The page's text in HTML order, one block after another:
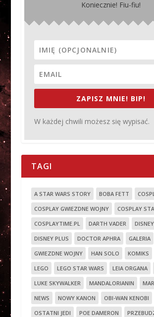
Koniecznie! Fiu-fiu!
ZAPISZ MNIE! BIP!
W każdej chwili możesz się wypisać.
TAGI
A STAR WARS STORY BOBA FETT
COSPLAY GWIEZDNE WOJNY
COSPLAY
COSPLAYTIME.PL
DARTH VADER
DISNEY PLUS
DOCTOR APHRA GALERIA
GWIEZDNE WOJNY
HAN SOLO KOMIKS
LEGO
LEGO STAR WARS LEIA ORGANA
LUKE SKYWALKER
MANDALORIANIN
NEWS
NOWY KANON
OBI-WAN KENOBI
OSTATNI JEDI
POE DAMERON